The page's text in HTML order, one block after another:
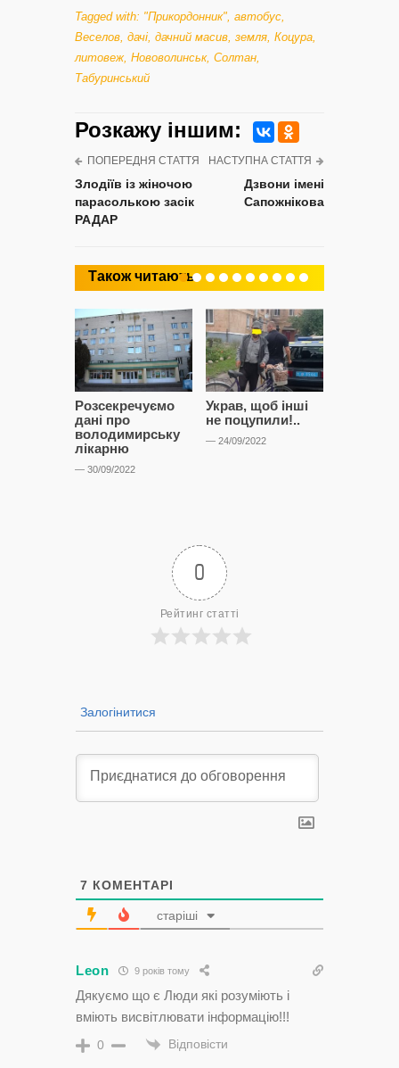
Tagged with: "Прикордонник", автобус,
Веселов, дачі, дачний масив, земля, Коцура,
литовеж, Нововолинськ, Солтан,
Табуринський
Розкажу iншим:
ПОПЕРЕДНЯ СТАТТЯ
Злодіїв із жіночою
парасолькою засік
РАДАР
НАСТУПНА СТАТТЯ
Дзвони імені
Сапожнікова
Також читають
Розсекречуємо
дані про
володимирську
лікарню
— 30/09/2022
Украв, щоб інші
не поцупили!..
— 24/09/2022
0
Рейтинг статті
Залогінитися
7 КОМЕНТАРІ
старіші
Leon 9 років тому
Дякуємо що є Люди які розуміють і
вміють висвітлювати інформацію!!!
0 Відповісти